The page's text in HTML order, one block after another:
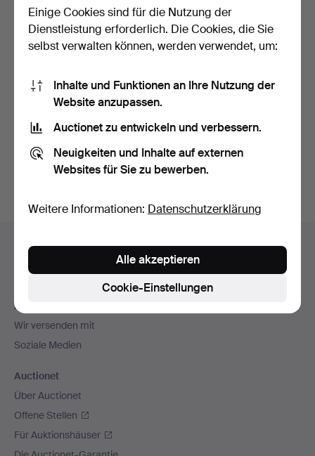
DECKENLEUCHTE, zweite
Hälfte des 20. Jahrh…
7 Tage
LATERNE 2 Stk., erste
Hälfte des 20. Jahrh…
7 Tage
Suche speichern
Archiv
suchen.
Navigation
Hilfe und Kontakt
Kontakt mit dem Support aufnehmen
Zahlungsweisen
Wir versenden mit
Soziale Medien
Auctionet
Über Auctionet
Offene Stellen
Für Auktionshäuser
Einige Cookies sind für die Nutzung der
Dienstleistung erforderlich. Die Cookies, die Sie
selbst verwalten können, werden verwendet, um:
Inhalte und Funktionen an Ihre Nutzung der
Website anzupassen.
Auctionet zu entwickeln und verbessern.
Neuigkeiten und Inhalte auf externen
Websites für Sie zu bewerben.
Weitere Informationen: Datenschutzerklärung
Cookie-Einstellungen
Alle akzeptieren